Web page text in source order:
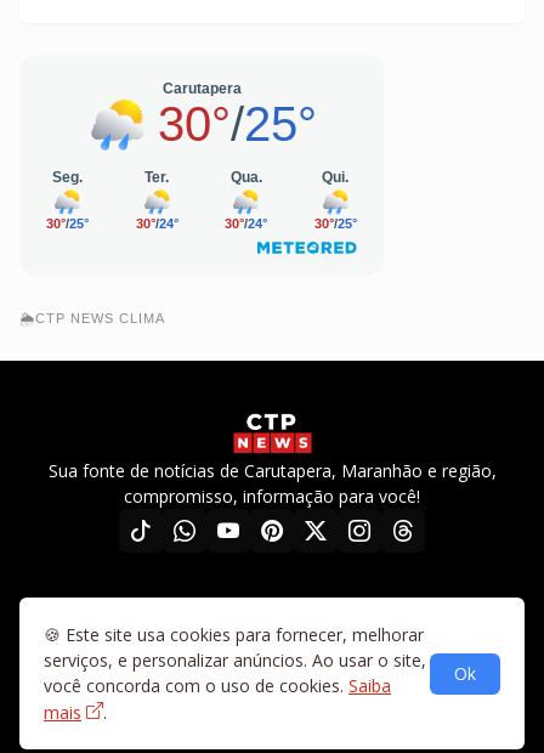
🌦️CTP NEWS CLIMA
Sua fonte de notícias de Carutapera, Maranhão e região,
compromisso, informação para você!
©2025-2026 CTP News. Todos os direitos reservados.
HomeDiretrizesSobre nósFale conoscoTermos de uso
Política de privacidade Mapa do siteVídeos
🍪 Este site usa cookies para fornecer, melhorar
serviços, e personalizar anúncios. Ao usar o site,
você concorda com o uso de cookies. Saiba
mais
.
Ok